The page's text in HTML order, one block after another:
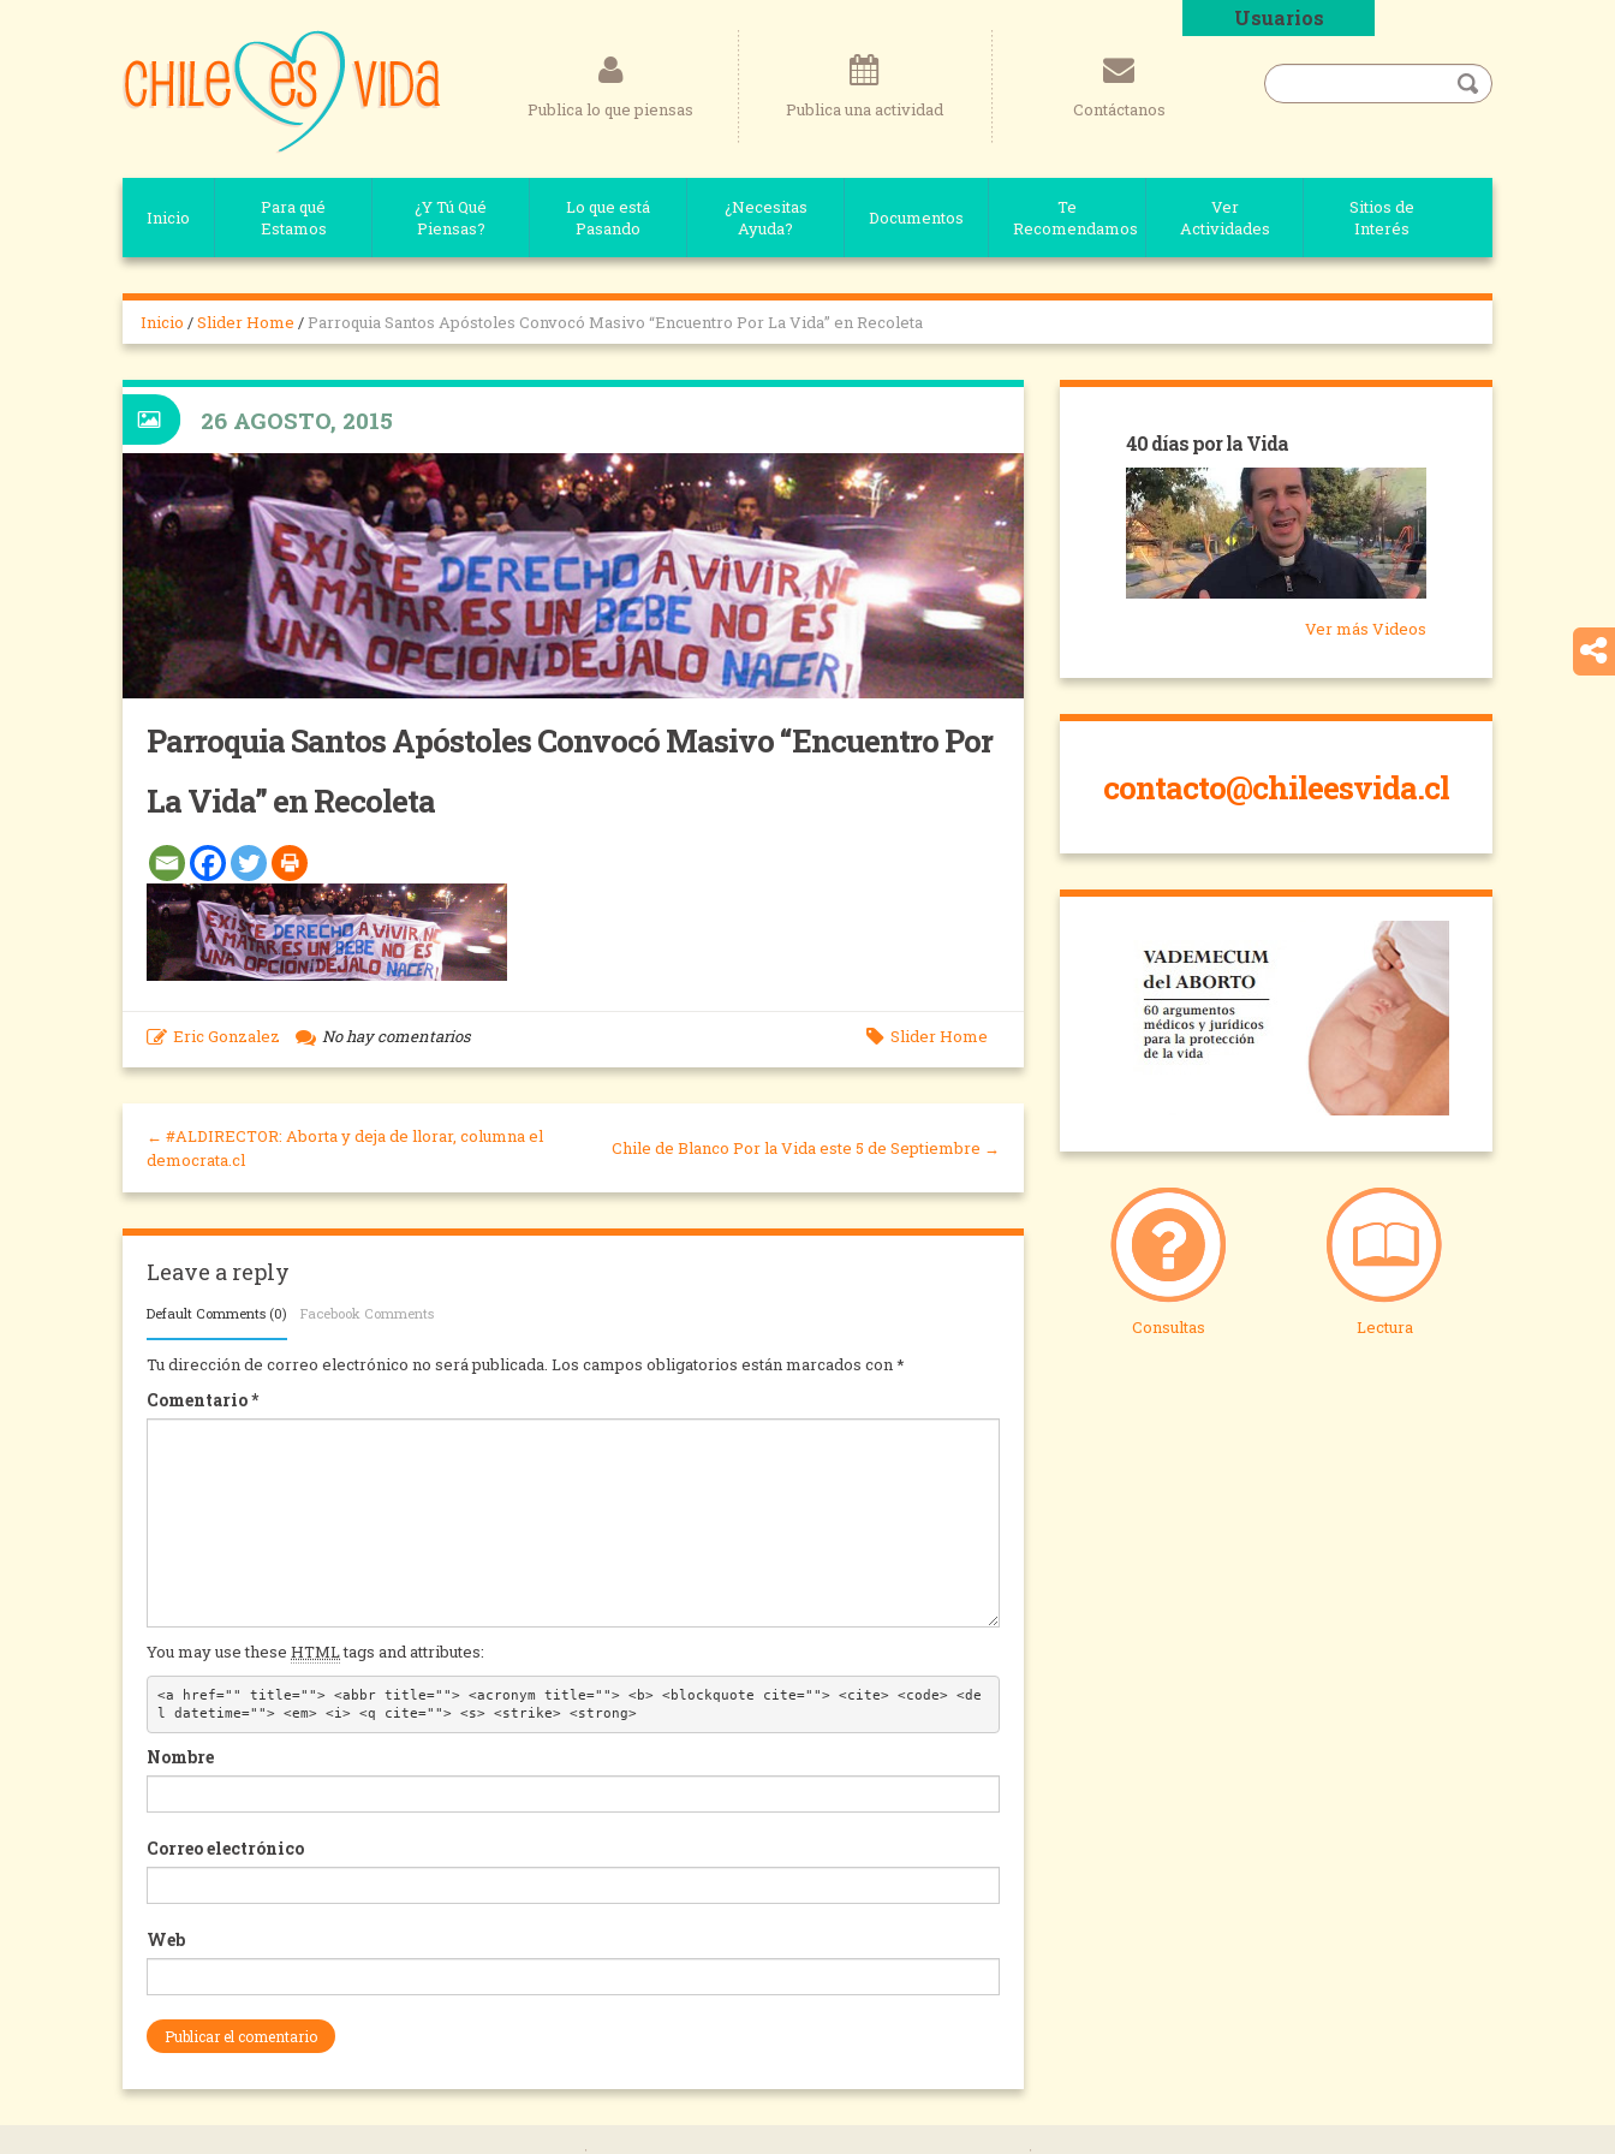
Publica lo que piensas Publica una actividad Contáctanos
Inicio
Para qué
Estamos
¿Y Tú Qué
Piensas?
Lo que está
Pasando
¿Necesitas
Ayuda?
Documentos
Te
Recomendamos
Ver
Actividades
Sitios de
Interés
Inicio /Slider Home / Parroquia Santos Apóstoles Convocó Masivo “Encuentro Por La Vida” en Recoleta
Parroquia Santos Apóstoles Convocó Masivo “Encuentro Por
La Vida” en Recoleta
26 AGOSTO, 2015
Slider Home
Eric Gonzalez No hay comentarios
← #ALDIRECTOR: Aborta y deja de llorar, columna el
democrata.cl
Chile de Blanco Por la Vida este 5 de Septiembre →
Leave a reply
Default Comments (0) Facebook Comments
Tu dirección de correo electrónico no será publicada. Los campos obligatorios están marcados con*
Comentario*
You may use these HTMLtags and attributes:
<a href="" title=""> <abbr title=""> <acronym title=""> <b> <blockquote cite=""> <cite> <code> <de
l datetime=""> <em> <i> <q cite=""> <s> <strike> <strong>
Nombre
Correo electrónico
Web
40 días por la Vida
Ver más Videos
contacto@chileesvida.cl
Consultas Lectura
Usuarios